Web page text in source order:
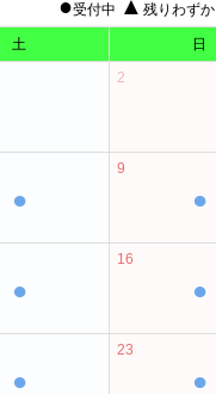
●受付中 ▲ 残りわずか
土
日
2
●
9
●
●
16
●
●
23
●